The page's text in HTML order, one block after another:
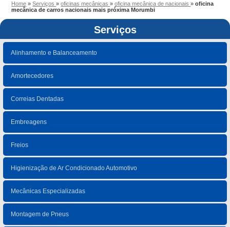
Home »Serviços»oficinas mecânicas»oficina mecânica de nacionais»oficina
mecânica de carros nacionais mais próxima Morumbi
Serviços
Alinhamento e Balanceamento
Amortecedores
Correias Dentadas
Embreagens
Freios
Higienização de Ar Condicionado Automotivo
Mecânicas Especializadas
Montagem de Pneus